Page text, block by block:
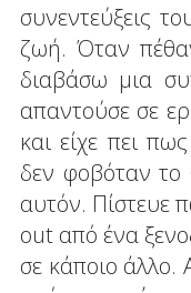
συνεντεύξεις
ζωή. Όταν
διαβάσω μια
απαντούσε σε
και είχε πει
δεν φοβόταν το
αυτόν. Πίστευε
out από ένα
σε κάποιο άλλο.